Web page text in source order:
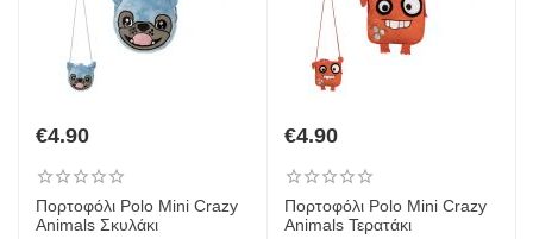
€4.90
Πορτοφόλι Polo Mini Crazy
Animals Σκυλάκι
€4.90
Πορτοφόλι Polo Mini Crazy
Animals Τερατάκι